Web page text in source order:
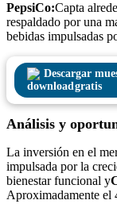
PepsiCo:Capta
respaldado por una
bebidas impulsadas
Descargar
gratis
Análisis y
La inversión en el
impulsada por la
bienestar funcional y
Aproximadamente el